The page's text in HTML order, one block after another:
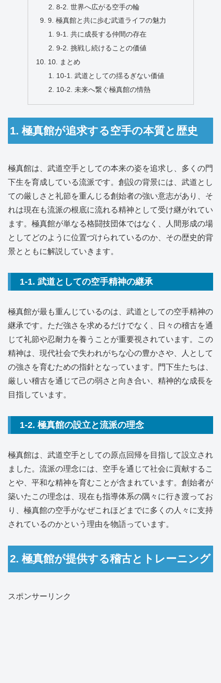
8-2. 世界へ広がる空手の輪
9. 極真館と共に歩む武道ライフの魅力
9-1. 共に成長する仲間の存在
9-2. 挑戦し続けることの価値
10. まとめ
10-1. 武道としての揺るぎない価値
10-2. 未来へ繋ぐ極真館の情熱
1. 極真館が追求する空手の本質と歴史
極真館は、武道空手としての本来の姿を追求し、多くの門
下生を育成している流派です。創設の背景には、武道とし
ての厳しさと礼節を重んじる創始者の強い意志があり、そ
れは現在も流派の根底に流れる精神として受け継がれてい
ます。極真館が単なる格闘技団体ではなく、人間形成の場
としてどのように位置づけられているのか、その歴史的背
景とともに解説していきます。
1-1. 武道としての空手精神の継承
極真館が最も重んじているのは、武道としての空手精神の
継承です。ただ強さを求めるだけでなく、日々の稽古を通
じて礼節や忍耐力を養うことが重要視されています。この
精神は、現代社会で失われがちな心の豊かさや、人として
の強さを育むための指針となっています。門下生たちは、
厳しい稽古を通じて己の弱さと向き合い、精神的な成長を
目指しています。
1-2. 極真館の設立と流派の理念
極真館は、武道空手としての原点回帰を目指して設立され
ました。流派の理念には、空手を通じて社会に貢献するこ
とや、平和な精神を育むことが含まれています。創始者が
築いたこの理念は、現在も指導体系の隅々に行き渡ってお
り、極真館の空手がなぜこれほどまでに多くの人々に支持
されているのかという理由を物語っています。
2. 極真館が提供する稽古とトレーニング
スポンサーリンク